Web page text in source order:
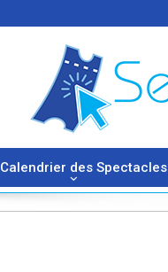
Calendrier des Spectacles